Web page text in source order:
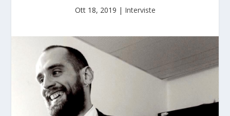
Ott 18, 2019 | Interviste